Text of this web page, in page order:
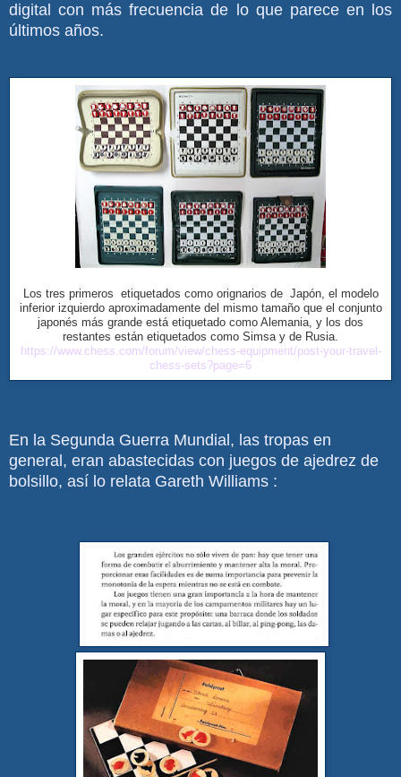
digital con más frecuencia de lo que parece en los
últimos años.
Los tres primeros etiquetados como orignarios de Japón, el modelo
inferior izquierdo aproximadamente del mismo tamaño que el conjunto
japonés más grande está etiquetado como Alemania, y los dos
restantes están etiquetados como Simsa y de Rusia.
https://www.chess.com/forum/view/chess-equipment/post-your-travel-
chess-sets?page=6
En la Segunda Guerra Mundial, las tropas en
general, eran abastecidas con juegos de ajedrez de
bolsillo, así lo relata Gareth Williams :